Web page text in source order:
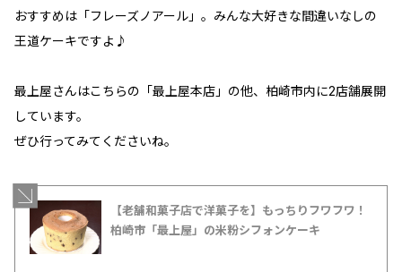
おすすめは「フレーズノアール」。みんな大好きな間違いなしの
王道ケーキですよ♪
最上屋さんはこちらの「最上屋本店」の他、柏崎市内に2店舗展開
しています。
ぜひ行ってみてくださいね。
【老舗和菓子店で洋菓子を】もっちりフワフワ！
柏崎市「最上屋」の米粉シフォンケーキ